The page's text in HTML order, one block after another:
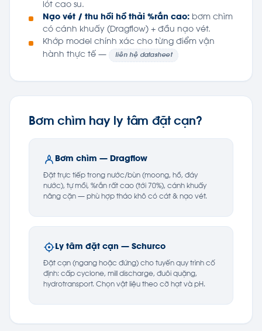
lót cao su.
Nạo vét / thu hồi hồ thải %rắn cao: bơm chìm
có cánh khuấy (Dragflow) + đầu nạo vét.
Khớp model chính xác cho từng điểm vận
hành thực tế —
liên hệ datasheet
Bơm chìm hay ly tâm đặt cạn?
Bơm chìm — Dragflow
Đặt trực tiếp trong nước/bùn (moong, hồ, đáy
nước), tự mồi, %rắn rất cao (tới 70%), cánh khuấy
nâng cặn — phù hợp tháo khô có cát & nạo vét.
Ly tâm đặt cạn — Schurco
Đặt cạn (ngang hoặc đứng) cho tuyến quy trình cố
định: cấp cyclone, mill discharge, đuôi quặng,
hydrotransport. Chọn vật liệu theo cỡ hạt và pH.